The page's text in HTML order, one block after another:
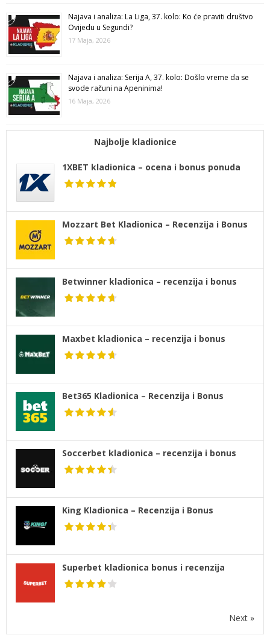
Najava i analiza: La Liga, 37. kolo: Ko će praviti društvo
Ovijedu u Segundi?
17 Maja, 2026
Najava i analiza: Serija A, 37. kolo: Došlo vreme da se
svode računi na Apeninima!
16 Maja, 2026
Najbolje kladionice
1XBET kladionica – ocena i bonus ponuda
Mozzart Bet Kladionica – Recenzija i Bonus
Betwinner kladionica – recenzija i bonus
Maxbet kladionica – recenzija i bonus
Bet365 Kladionica – Recenzija i Bonus
Soccerbet kladionica – recenzija i bonus
King Kladionica – Recenzija i Bonus
Superbet kladionica bonus i recenzija
Next »